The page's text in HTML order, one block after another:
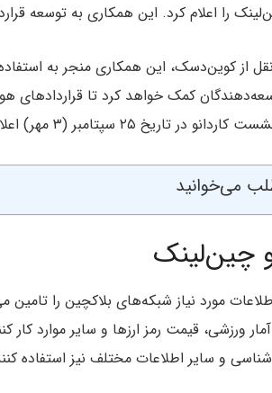
را اعلام کرد. این همکاری به توسعه
از کوین‌دسک، این همکاری منجر به
کمک خواهد کرد تا قراردادهای
۲۵ سپتامبر (۳ مهر) اعلام شد.
می‌خوانید
چین‌لینک
مورد نیاز شبکه‌های بلاکچین را تامین
ورزشی، قیمت رمز ارزها و سایر موارد
و سایر اطلاعات مختلف نیز استفاده